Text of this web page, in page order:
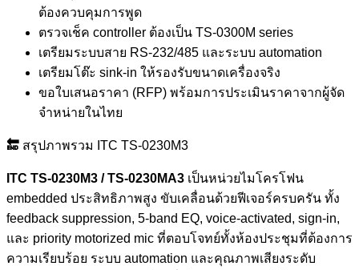
ต้องควบคุมการพูด
ตรวจเช็ค controller ต้องเป็น TS‑0300M series
เตรียมระบบสาย RS‑232/485 และระบบ automation
เตรียมโต๊ะ sink-in ให้รองรับขนาดเครื่องจริง
ขอใบเสนอราคา (RFP) พร้อมการประเมินราคาจากผู้จัด
จำหน่ายในไทย
🔚 สรุปภาพรวม ITC TS-0230M3
ITC TS‑0230M3 / TS‑0230MA3 เป็นหน่วยไมโครโฟน
embedded ประสิทธิภาพสูง ขับเคลื่อนด้วยฟีเจอร์ครบครัน ทั้ง
feedback suppression, 5-band EQ, voice‑activated, sign-in,
และ priority motorized mic ที่ตอบโจทย์ทั้งห้องประชุมที่ต้องการ
ความเรียบร้อย ระบบ automation และคุณภาพเสียงระดับ